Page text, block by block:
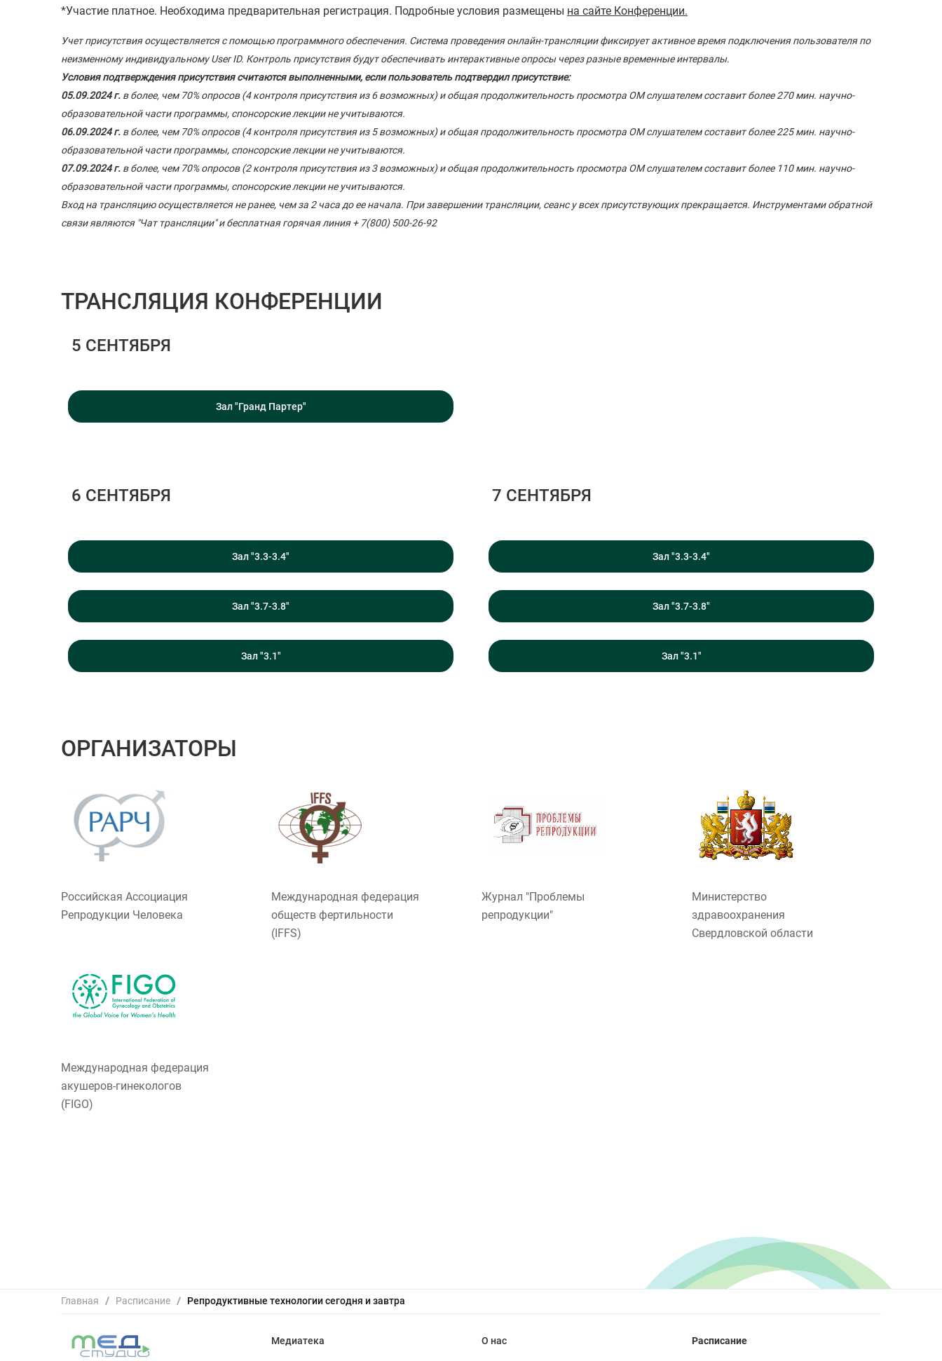
*Участие платное. Необходима предварительная регистрация. Подробные условия размещены на сайте Конференции.
Учет присутствия осуществляется с помощью программного обеспечения. Система проведения онлайн-трансляции фиксирует активное время подключения пользователя по
неизменному индивидуальному User ID. Контроль присутствия будут обеспечивать интерактивные опросы через разные временные интервалы.
Условия подтверждения присутствия считаются выполненными, если пользователь подтвердил присутствие:
05.09.2024 г. в более, чем 70% опросов (4 контроля присутствия из 6 возможных) и общая продолжительность просмотра ОМ слушателем составит более 270 мин. научно-
образовательной части программы, спонсорские лекции не учитываются.
06.09.2024 г. в более, чем 70% опросов (4 контроля присутствия из 5 возможных) и общая продолжительность просмотра ОМ слушателем составит более 225 мин. научно-
образовательной части программы, спонсорские лекции не учитываются.
07.09.2024 г. в более, чем 70% опросов (2 контроля присутствия из 3 возможных) и общая продолжительность просмотра ОМ слушателем составит более 110 мин. научно-
образовательной части программы, спонсорские лекции не учитываются.
Вход на трансляцию осуществляется не ранее, чем за 2 часа до ее начала. При завершении трансляции, сеанс у всех присутствующих прекращается. Инструментами обратной
связи являются "Чат трансляции" и бесплатная горячая линия + 7(800) 500-26-92
ТРАНСЛЯЦИЯ КОНФЕРЕНЦИИ
5 СЕНТЯБРЯ
Зал "Гранд Партер"
6 СЕНТЯБРЯ
Зал "3.3-3.4"
Зал "3.7-3.8"
Зал "3.1"
7 СЕНТЯБРЯ
Зал "3.3-3.4"
Зал "3.7-3.8"
Зал "3.1"
ОРГАНИЗАТОРЫ
Российская Ассоциация
Репродукции Человека
Международная федерация
обществ фертильности
(IFFS)
Журнал "Проблемы
репродукции"
Министерство
здравоохранения
Свердловской области
Международная федерация
акушеров-гинекологов
(FIGO)
Главная / Расписание / Репродуктивные технологии сегодня и завтра
Медиатека О нас Расписание